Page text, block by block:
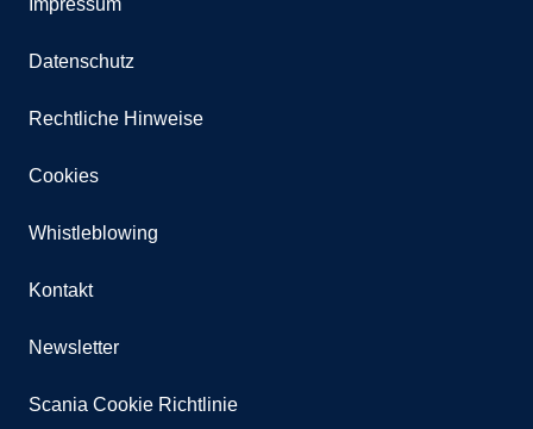
Datenschutz
Rechtliche Hinweise
Cookies
Whistleblowing
Kontakt
Newsletter
Scania Cookie Richtlinie